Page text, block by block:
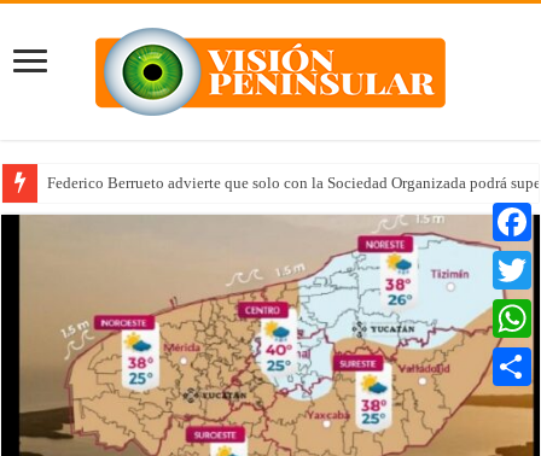
Federico Berrueto advierte que solo con la Sociedad Organizada podrá
Twitter